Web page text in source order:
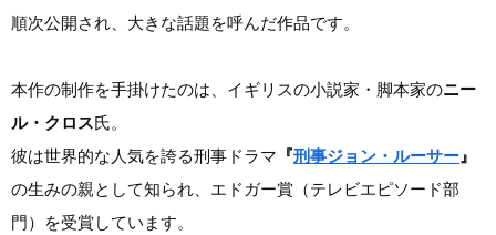
順次公開され、大きな話題を呼んだ作品です。
本作の制作を手掛けたのは、イギリスの小説家・脚本家のニー
ル・クロス氏。
彼は世界的な人気を誇る刑事ドラマ 『刑事ジョン・ルーサー 』
の生みの親として知られ、エドガー賞（テレビエピソード部
門）を受賞しています。